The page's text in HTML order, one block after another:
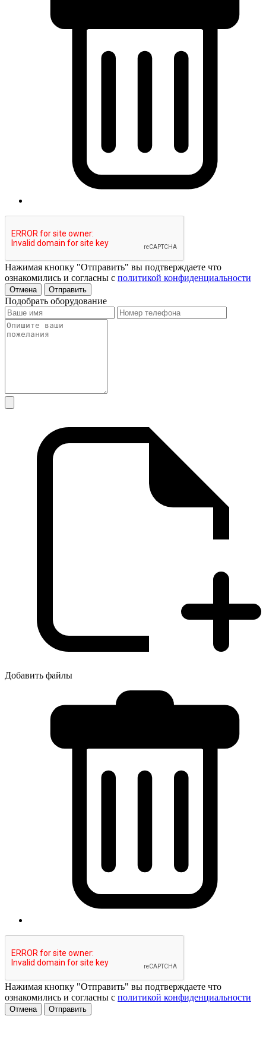
Нажимая кнопку "Отправить" вы подтверждаете что
ознакомились и согласны с политикой конфиденциальности
Отмена Отправить
Подобрать оборудование
Добавить файлы
Нажимая кнопку "Отправить" вы подтверждаете что
ознакомились и согласны с политикой конфиденциальности
Отмена Отправить